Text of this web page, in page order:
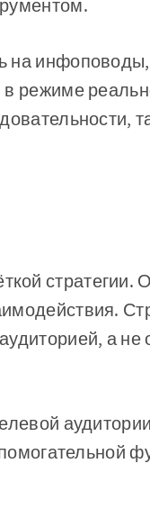
на
в режиме
стратегии.
а не